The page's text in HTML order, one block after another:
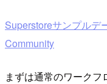
Superstoreサンプルデ
Community
まずは通常のワークフ